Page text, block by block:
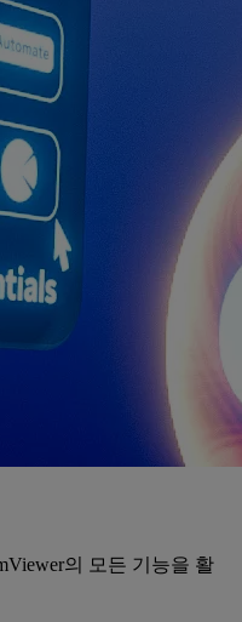
의 모든 기능을 활